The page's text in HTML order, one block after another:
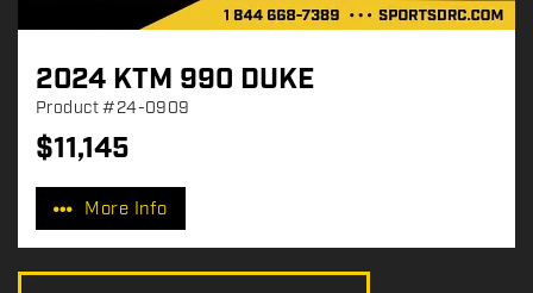
2024 KTM 990 DUKE
Product#24-0909
P
r
c
$11,145
More Info